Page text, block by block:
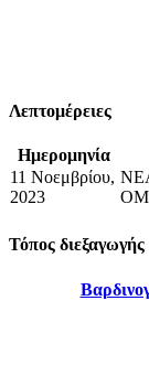
Λεπτομέρειες
Ημερομηνία
11 Νοεμβρίου,
2023
Τόπος διεξαγωγής